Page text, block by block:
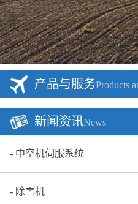
产品与服务Products
新闻资讯News
中空机伺服系统
除雪机